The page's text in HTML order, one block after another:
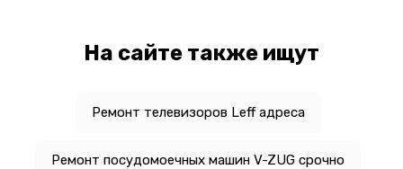
На сайте также ищут
Ремонт телевизоров Leff адреса
Ремонт посудомоечных машин V-ZUG срочно